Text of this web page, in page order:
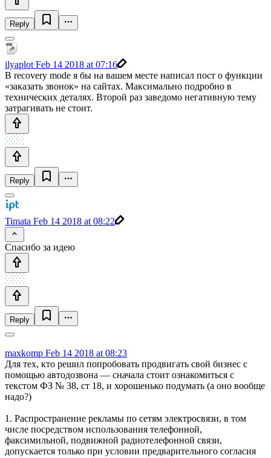
Reply
ilyaplot Feb 14 2018 at 07:16
В recovery mode я бы на вашем месте написал пост о функции
«заказать звонок» на сайтах. Максимально подробно в
технических деталях. Второй раз заведомо негативную тему
затрагивать не стоит.
Reply
Timata Feb 14 2018 at 08:22
Cпасибо за идею
Reply
maxkomp Feb 14 2018 at 08:23
Для тех, кто решил попробовать продвигать свой бизнес с
помощью автодозвона — сначала стоит ознакомиться с
текстом ФЗ № 38, ст 18, и хорошенько подумать (а оно вообще
надо?)
1. Распространение рекламы по сетям электросвязи, в том
числе посредством использования телефонной,
факсимильной, подвижной радиотелефонной связи,
допускается только при условии предварительного согласия